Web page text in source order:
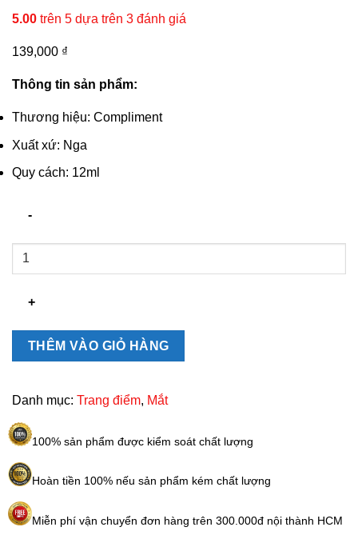
5.00 trên 5 dựa trên 3 đánh giá
139,000 ₫
Thông tin sản phẩm:
Thương hiệu: Compliment
Xuất xứ: Nga
Quy cách: 12ml
Tinh
3in1
Nga
gãy
12ml
lượng
THÊM VÀO GIỎ HÀNG
Danh mục: Trang điểm, Mắt
100% sản phẩm được kiểm soát chất lượng
Hoàn tiền 100% nếu sản phẩm kém chất lượng
Miễn phí vận chuyển đơn hàng trên 300.000đ nội thành HCM